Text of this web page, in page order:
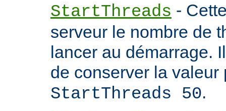
StartThreads -
serveur le nombre de
lancer au démarrage.
de conserver la valeur
StartThreads 50.